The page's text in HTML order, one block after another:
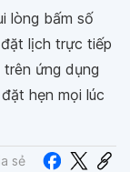
lòng bấm số
lịch trực tiếp
ứng dụng
hẹn mọi lúc
sẻ